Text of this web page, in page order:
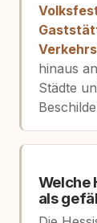
hinaus
Städte
Welche
als